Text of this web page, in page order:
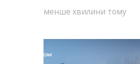
менше хвилини тому